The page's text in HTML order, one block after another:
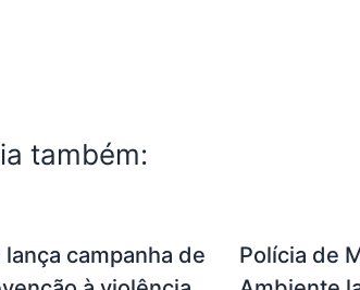
também:
lança campanha de
Polícia de